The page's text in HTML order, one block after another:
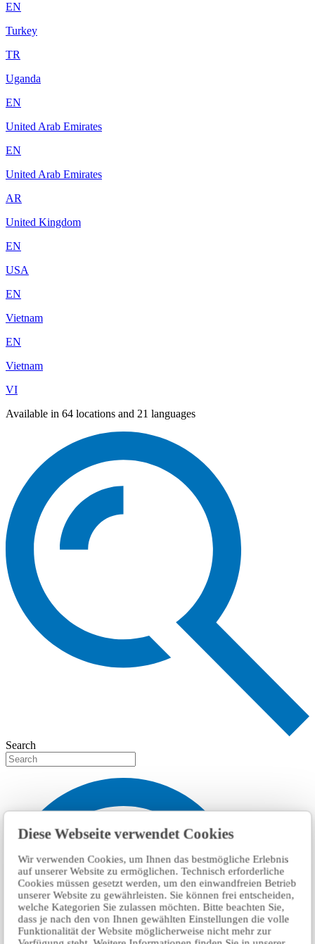
Diese Webseite verwendet Cookies
Wir verwenden Cookies, um Ihnen das bestmögliche Erlebnis
auf unserer Website zu ermöglichen. Technisch erforderliche
Cookies müssen gesetzt werden, um den einwandfreien Betrieb
unserer Website zu gewährleisten. Sie können frei entscheiden,
welche Kategorien Sie zulassen möchten. Bitte beachten Sie,
dass je nach den von Ihnen gewählten Einstellungen die volle
Funktionalität der Website möglicherweise nicht mehr zur
EN
Turkey
TR
Uganda
EN
United Arab Emirates
EN
United Arab Emirates
AR
United Kingdom
EN
USA
EN
Vietnam
EN
Vietnam
VI
Available in 64 locations and 21 languages
Search